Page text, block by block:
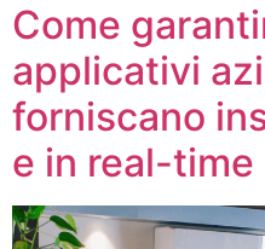
Come
applicativi
forniscano
e in real-time